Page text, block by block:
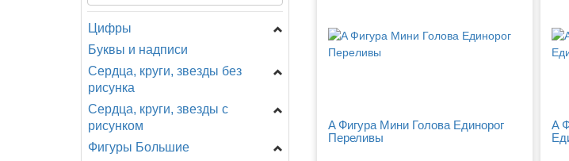
Цифры
Цифры Мини
Цифры на подставке
A - Анаграмм (США)
AG - Agura
(ИСПАНИЯ)
Буквы и надписи
Сердца, круги, звезды без
рисунка
Звезды
Сердца
Круги
Сердца, круги, звезды с
рисунком
День Рождения
Фигуры Большие
A Фигура Мини Голова Единорог
Переливы
A